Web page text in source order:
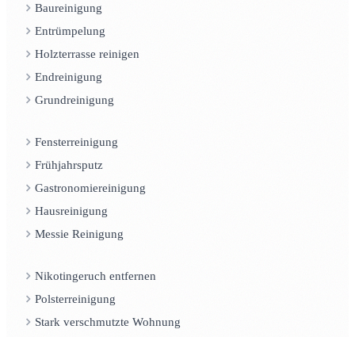
Baureinigung
Entrümpelung
Holzterrasse reinigen
Endreinigung
Grundreinigung
Fensterreinigung
Frühjahrsputz
Gastronomiereinigung
Hausreinigung
Messie Reinigung
Nikotingeruch entfernen
Polsterreinigung
Stark verschmutzte Wohnung